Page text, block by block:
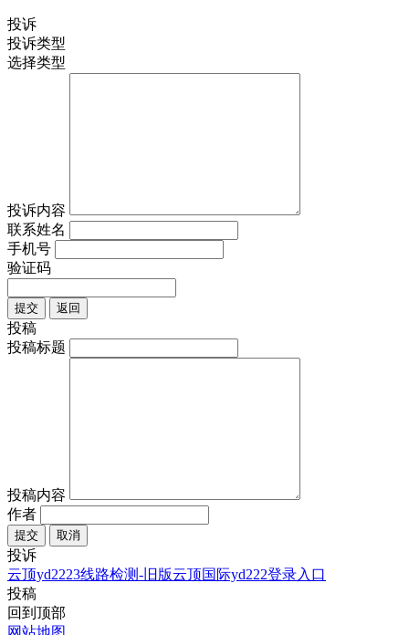
投诉
投诉类型
选择类型
投诉内容
联系姓名
手机号
验证码
提交 返回
投稿
投稿标题
投稿内容
作者
提交 取消
投诉
云顶yd2223线路检测-旧版云顶国际yd222登录入口
投稿
回到顶部